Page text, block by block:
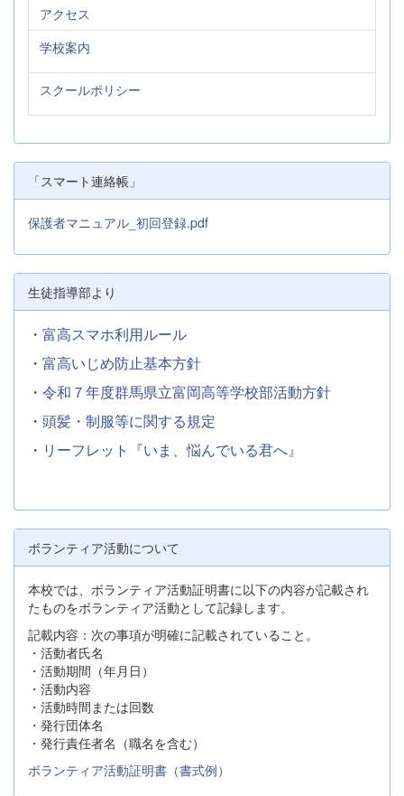
アクセス
学校案内
スクールポリシー
「スマート連絡帳」
保護者マニュアル_初回登録.pdf
生徒指導部より
・ 富高スマホ利用ルール
・ 富高いじめ防止基本方針
・ 令和７年度群馬県立富岡高等学校部活動方針
・ 頭髪・制服等に関する規定
・ リーフレット『いま、悩んでいる君へ』
ボランティア活動について
本校では、ボランティア活動証明書に以下の内容が記載され
たものをボランティア活動として記録します。
記載内容：次の事項が明確に記載されていること。
・活動者氏名
・活動期間（年月日）
・活動内容
・活動時間または回数
・発行団体名
・発行責任者名（職名を含む）
ボランティア活動証明書（書式例）